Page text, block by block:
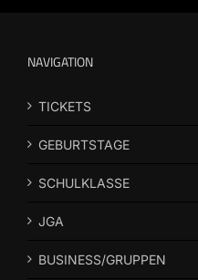
NAVIGATION
TICKETS
GEBURTSTAGE
SCHULKLASSE
JGA
BUSINESS/GRUPPEN